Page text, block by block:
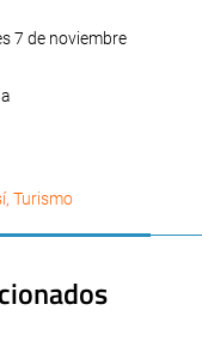
7 de noviembre
, Turismo